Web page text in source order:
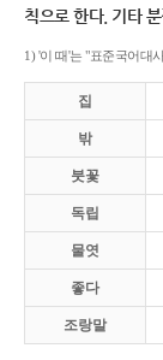
칙으로 한다. 기타
1) '이 때'는 "표준국어대
집
밖
붓꽃
독립
물엿
좋다
조랑말